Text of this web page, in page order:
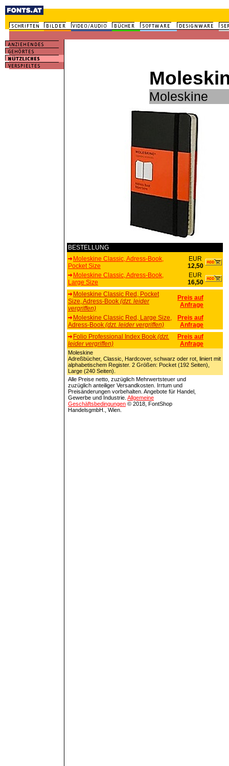
Moleskine
BESTELLUNG
Moleskine Classic, Adress-Book,
Pocket Size
EUR
12,50
Moleskine Classic, Adress-Book,
Large Size
EUR
16,50
Moleskine Classic Red, Pocket
Size, Adress-Book (dzt. leider
vergriffen)
Preis auf
Anfrage
Moleskine Classic Red, Large Size,
Adress-Book (dzt. leider vergriffen)
Preis auf
Anfrage
Folio Professional Index Book (dzt.
leider vergriffen)
Preis auf
Anfrage
Moleskine
Adreßbücher, Classic, Hardcover, schwarz oder rot, liniert mit
alphabetischem Register. 2 Größen: Pocket (192 Seiten),
Large (240 Seiten).
Alle Preise netto, zuzüglich Mehrwertsteuer und
zuzüglich anteiliger Versandkosten. Irrtum und
Preisänderungen vorbehalten. Angebote für Handel,
Gewerbe und Industrie. Allgemeine
Geschäftsbedingungen © 2018, FontShop
HandelsgmbH., Wien.